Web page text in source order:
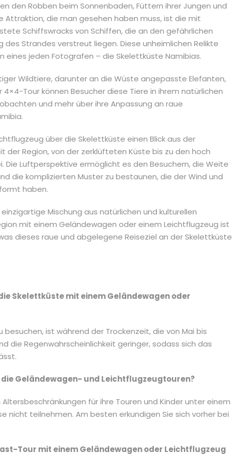
den Robben beim Sonnenbaden, Füttern ihrer Jungen und
Attraktion, die man gesehen haben muss, ist die mit
Schiffswracks von Schiffen, die an den gefährlichen
Strandes verstreut liegen. Diese unheimlichen Relikte
eines jeden Fotografen – die Skelettküste Namibias.
Wildtiere, darunter an die Wüste angepasste Elefanten,
4×4-Tour können Besucher diese Tiere in ihrem natürlichen
und mehr über ihre Anpassung an raue
über die Skelettküste einen Blick aus der
der Region, von der zerklüfteten Küste bis zu den hoch
Die Luftperspektive ermöglicht es den Besuchern, die Weite
die komplizierten Muster zu bestaunen, die der Wind und
haben.
Mischung aus natürlichen und kulturellen
mit einem Geländewagen oder einem Leichtflugzeug ist
dieses raue und abgelegene Reiseziel an der Skelettküste
Skelettküste mit einem Geländewagen oder
ist während der Trockenzeit, die von Mai bis
die Regenwahrscheinlichkeit geringer, sodass sich das
Geländewagen- und Leichtflugzeugtouren?
für ihre Touren und Kinder unter einem
nicht teilnehmen. Am besten erkundigen Sie sich vorher bei
Tour mit einem Geländewagen oder Leichtflugzeug